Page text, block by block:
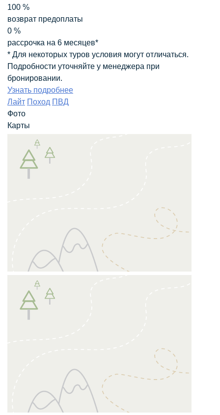
100 %
возврат предоплаты
0 %
рассрочка на 6 месяцев*
* Для некоторых туров условия могут отличаться.
Подробности уточняйте у менеджера при
бронировании.
Узнать подробнее
Лайт Поход ПВД
Фото
Карты